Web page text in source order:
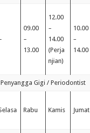
09.00
–
13.00
12.00
–
14.00
(Perja
njian)
10.00
–
14.00
Gigi / Periodontist
Rabu Kamis Jumat